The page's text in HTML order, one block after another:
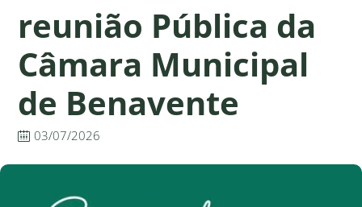
reunião Pública da
Câmara Municipal
de Benavente
03/07/2026